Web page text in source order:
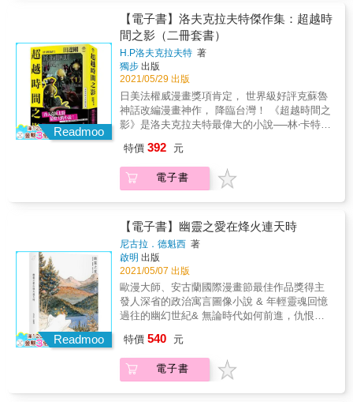
（Weird Tales）。 是H.P.洛夫克拉夫特本身以
及「克蘇魯神話」的代表作，同時也是包含
H.P.洛夫克拉夫特的作品群在內的架空神話，
之所以稱為「克蘇魯神話」的原因。 本作影響
巨大，以《蠻王科南》系列作者勞勃&bull;歐文
&bull;霍華德為首，給予了許多作家創作靈感。
【故事大綱】 在一直很照顧自己的舅公去世
後，瑟斯頓將舅公遺物全部運回家中。 整理遺
物的過程中，瑟斯頓發現了奇怪的黏土板。 上
頭有從未見過的奇特文字，以及外型詭異的不
知名生物的雕像。 除此之外，還有不少關於某
個陌生宗教的相關研究。 瑟斯頓開始閱讀舅公
的研究，得知此塊黏土板是一個出身名門的年
輕藝術家威爾克斯的作品。 威爾克斯某日拜訪
市才做出這塊黏土板，而且夢中不斷迴盪著難
解的謎樣字句──克蘇魯‧伏塔根&hellip;&hellip;
舅公想起多年前他曾在學會上聽一名警探講述
某個森林深處的殘忍血腥的祭祀儀式。 參與其
中的瘋狂信徒吶喊著同樣的話，說著只要星辰
抵達正確位置，古神將會重現地球、支配人類
── 隨著深入舅公的研究，瑟斯頓發現自己似乎
存在&hellip;&hellip;
實改編洛夫克拉夫特重要代表作，媲美好萊塢
億萬製作的紙上電影。 ★手塚治蟲文化獎、艾
斯納獎、安古蘭國際漫畫節等等， 日美法權威
漫畫獎項肯定，第一位獲得世界級好評的改編
洛夫克拉夫特作品的日本漫畫家！ 【得獎紀
錄】 ★2018年入圍第22屆手塚治蟲文化獎決選
★2018年入圍年美國艾斯納獎（Eisner
Award） ★2018年法國安古蘭國際漫畫節參展
de la Critique ACBD） ★2019年法國日本博覽
※《克蘇魯的呼喚》（The Call of Cthulhu）
1928年發表於廉價小說雜誌《詭麗幻譚》
（Weird Tales）。 是H.P.洛夫克拉夫特本身以
及「克蘇魯神話」的代表作，同時也是包含
H.P.洛夫克拉夫特的作品群在內的架空神話，
之所以稱為「克蘇魯神話」的原因。 本作影響
巨大，以《蠻王科南》系列作者勞勃&bull;歐文
&bull;霍華德為首，給予了許多作家創作靈感。
【故事大綱】 在一直很照顧自己的舅公去世
後，瑟斯頓將舅公遺物全部運回家中。 整理遺
物的過程中，瑟斯頓發現了奇怪的黏土板。 上
頭有從未見過的奇特文字，以及外型詭異的不
個陌生宗教的相關研究。 瑟斯頓開始閱讀舅公
的研究，得知此塊黏土板是一個出身名門的年
輕藝術家威爾克斯的作品。 威爾克斯某日拜訪
了時間旅行、精神挾持等題材，對後世科幻創
作者影響甚深&mdash;&mdash;《超越時間之
影》 日本當代洛夫克拉夫特作品改編漫畫第一
人田邊剛， 再次發揮實力，精彩詮釋，帶領讀
者進入又一個詭譎森冷的洛氏宇宙。 & & & &
上世紀20年代開始，以洛夫克拉夫特一系列作
品為開端，經由洛夫克拉夫特的友人加以整理
後成為一個重要的恐怖小說創作世界觀。 其中
的創作核心「無以名狀的恐怖」、「未知的恐
恐怖創作的重要靈感來源，散見於東西方各種
電影、小說、遊戲、漫畫。 不管是西方的尼爾‧
蓋曼、史蒂芬‧金，或是東方的小林泰三，全都
品。 ★20世紀的洛夫克拉夫特作品，在現代已
經較難符合當代讀者的閱讀習慣。 田邊剛的改
編為讀者帶來了理解洛夫克拉夫特作品的全新
角度。 他以電影手法寫實改編洛夫克拉夫特的
重要代表作，每一部都是媲美好萊塢億萬製作
的紙上電影。 ★手塚治蟲文化獎、艾斯納獎、
安古蘭國際漫畫節等等， 日美法權威漫畫獎項
夫特作品的日本漫畫家！ 【各界迴響】 RJ廉
傑克曼（阿傑）（知名Youtuber）、李函
（《克蘇魯的呼喚》譯者） 常勝（漫畫家）、
Readmoo
【電子書】洛夫克拉夫特傑作集：超越時
間之影（二冊套書）
H.P洛夫克拉夫特 著
獨步 出版
2021/05/29 出版
日美法權威漫畫獎項肯定， 世界級好評克蘇魯
神話改編漫畫神作， 降臨台灣！ 《超越時間之
影》是洛夫克拉夫特最偉大的小說──林‧卡特 &
蘇魯神話創作者、研究者） 20世紀最具影響力
的古典恐怖小說體系， 眾多恐怖電影、遊戲、
文學作品永不枯竭的靈感根源
了時間旅行、精神挾持等題材，對後世科幻創
作者影響甚深&mdash;&mdash;《超越時間之
影》 日本當代洛夫克拉夫特作品改編漫畫第一
人田邊剛， 再次發揮實力，精彩詮釋，帶領讀
者進入又一個詭譎森冷的洛氏宇宙。 & & & &
& & & & && 【本書特色】 ★克蘇魯神話是在
上世紀20年代開始，以洛夫克拉夫特一系列作
品為開端，經由洛夫克拉夫特的友人加以整理
後成為一個重要的恐怖小說創作世界觀。 其中
懼」、「來自外太空的邪神」等等， 成為日後
恐怖創作的重要靈感來源，散見於東西方各種
電影、小說、遊戲、漫畫。 不管是西方的尼爾‧
特價 392 元
電子書
Readmoo
【電子書】幽靈之愛在烽火連天時
尼古拉．德魁西 著
啟明 出版
2021/05/07 出版
歐漫大師、安古蘭國際漫畫節最佳作品獎得主
發人深省的政治寓言圖像小說 & 年輕靈魂回憶
過往的幽幻世紀& 無論時代如何前進，仇恨始
父母住在一棟華麗的大房子裡，過著無憂的生
活。卻在某天擅自出遊回家後發現父母消失無
蹤。弱小的幽靈寶寶只好跟著親戚鮑里斯，接
特價 540 元
電子書